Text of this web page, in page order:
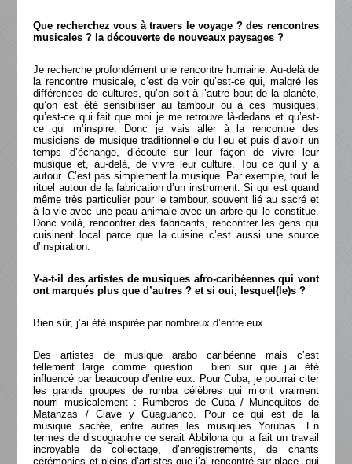
Que recherchez vous à travers le voyage ? des rencontres
musicales ? la découverte de nouveaux paysages ?
Je recherche profondément une rencontre humaine. Au-delà de
la rencontre musicale, c’est de voir qu’est-ce qui, malgré les
différences de cultures, qu’on soit à l’autre bout de la planète,
qu’on est été sensibiliser au tambour ou à ces musiques,
qu’est-ce qui fait que moi je me retrouve là-dedans et qu’est-
ce qui m’inspire. Donc je vais aller à la rencontre des
musiciens de musique traditionnelle du lieu et puis d’avoir un
temps d’échange, d’écoute sur leur façon de vivre leur
musique et, au-delà, de vivre leur culture. Tou ce qu’il y a
autour. C’est pas simplement la musique. Par exemple, tout le
rituel autour de la fabrication d’un instrument. Si qui est quand
même très particulier pour le tambour, souvent lié au sacré et
à la vie avec une peau animale avec un arbre qui le constitue.
Donc voilà, rencontrer des fabricants, rencontrer les gens qui
cuisinent local parce que la cuisine c’est aussi une source
d’inspiration.
Y-a-t-il des artistes de musiques afro-caribéennes qui vont
ont marqués plus que d’autres ? et si oui, lesquel(le)s ?
Bien sûr, j’ai été inspirée par nombreux d’entre eux.
Des artistes de musique arabo caribéenne mais c’est
tellement large comme question… bien sur que j’ai été
influencé par beaucoup d’entre eux. Pour Cuba, je pourrai citer
les grands groupes de rumba célèbres qui m’ont vraiment
nourri musicalement : Rumberos de Cuba / Munequitos de
Matanzas / Clave y Guaguanco. Pour ce qui est de la
musique sacrée, entre autres les musiques Yorubas. En
termes de discographie ce serait Abbilona qui a fait un travail
incroyable de collectage, d’enregistrements, de chants
cérémonies et pleins d’artistes que j’ai rencontré sur place, qui